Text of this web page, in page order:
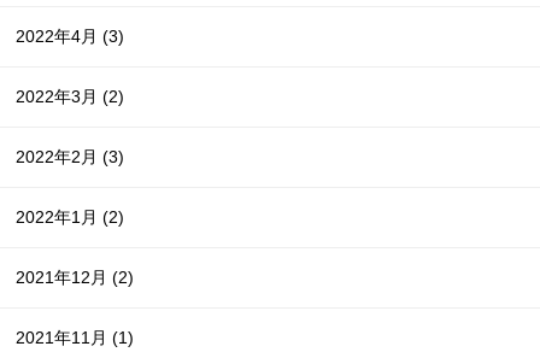
2022年4月(3)
2022年3月(2)
2022年2月(3)
2022年1月(2)
2021年12月(2)
2021年11月(1)